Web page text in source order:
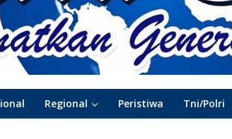
Regional Peristiwa Tni/Polri